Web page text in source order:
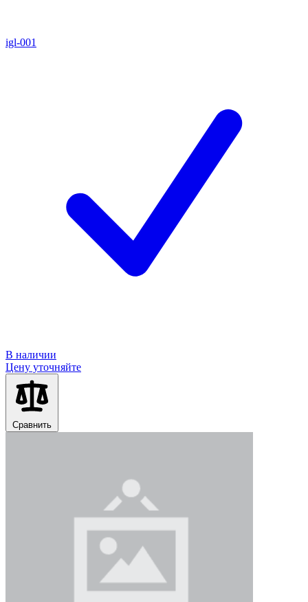
igl-001
В наличии
Цену уточняйте
Сравнить